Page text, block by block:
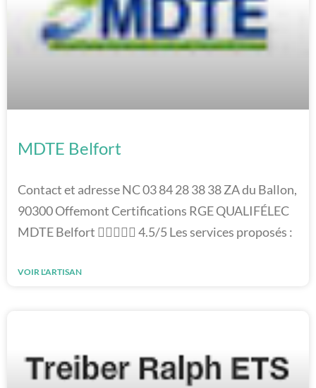
MDTE Belfort
Contact et adresse NC 03 84 28 38 38 ZA du Ballon,
90300 Offemont Certifications RGE QUALIFÉLEC
MDTE Belfort  4.5/5 Les services proposés :
VOIR L'ARTISAN